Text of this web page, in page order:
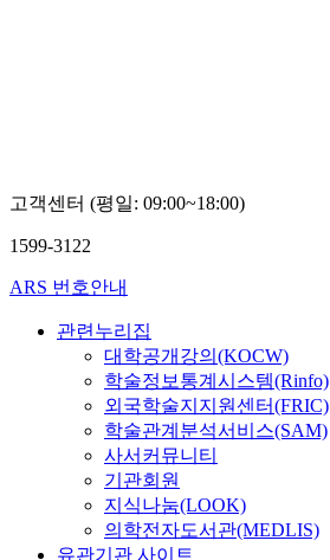
고객센터 (평일: 09:00~18:00)
1599-3122
ARS 번호안내
관련누리집
대학공개강의(KOCW)
학술정보통계시스템(Rinfo)
외국학술지지원센터(FRIC)
학술관계분석서비스(SAM)
사서커뮤니티
기관회원
지식나눔(LOOK)
의학전자도서관(MEDLIS)
유관기관 사이트